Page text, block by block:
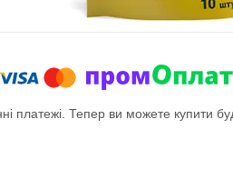
платежі. Тепер ви можете купити